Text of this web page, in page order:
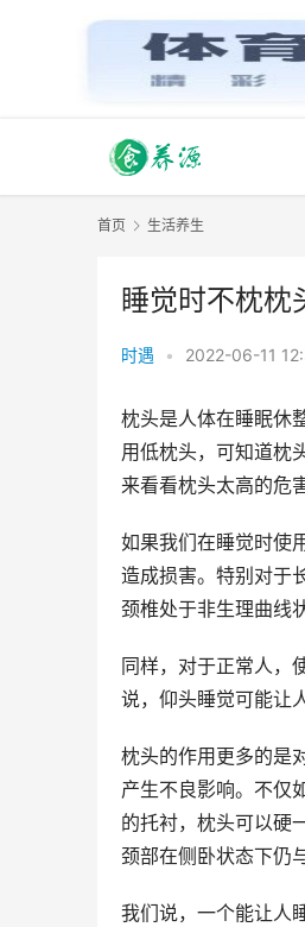
首页 生活养生
睡觉时不枕枕
时遇 • 2022-06-11
枕头是人体在睡眠休
用低枕头，可知道枕
来看看枕头太高的危
如果我们在睡觉时使
造成损害。特别对于
颈椎处于非生理曲线
同样，对于正常人，
说，仰头睡觉可能让
枕头的作用更多的是
产生不良影响。不仅
的托衬，枕头可以硬
颈部在侧卧状态下仍
我们说，一个能让人